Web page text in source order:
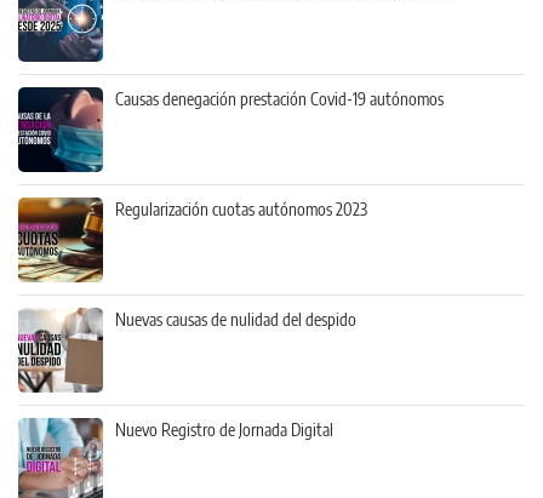
Causas denegación prestación Covid-19 autónomos
Regularización cuotas autónomos 2023
Nuevas causas de nulidad del despido
Nuevo Registro de Jornada Digital